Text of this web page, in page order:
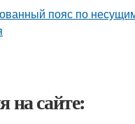
на сайте: